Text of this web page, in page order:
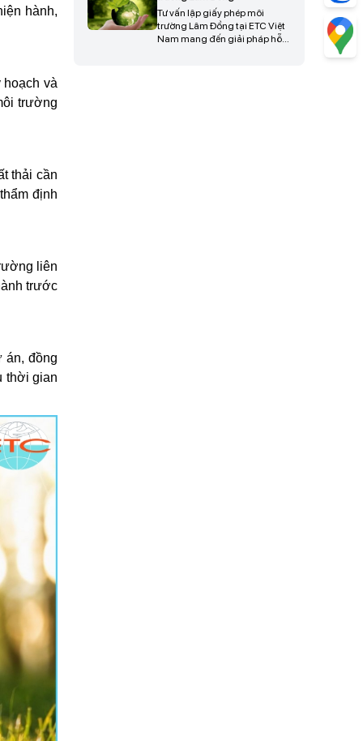
hành,
hoạch và
trường
thải cần
định
liên
trước
án, đồng
thời gian
diễn ra thuận lợi, tiết kiệm thời
gian và nâng cao hiệu quả
triển khai dự án, liên hệ ngay
để được tư vấn và hỗ trợ chi
Tư vấn lập giấy phép môi
trường Lâm Đồng tại ETC Việt
Nam mang đến giải pháp hỗ